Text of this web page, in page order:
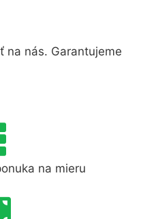
na nás. Garantujeme
na mieru